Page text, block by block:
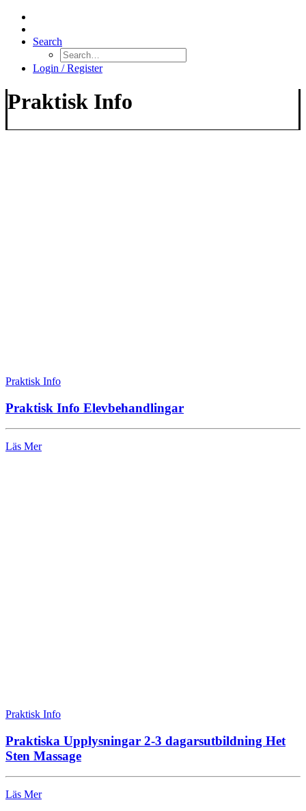
Search
Login / Register
Praktisk Info
Praktisk Info
Praktisk Info Elevbehandlingar
Läs Mer
Praktisk Info
Praktiska Upplysningar 2-3 dagarsutbildning Het
Sten Massage
Läs Mer